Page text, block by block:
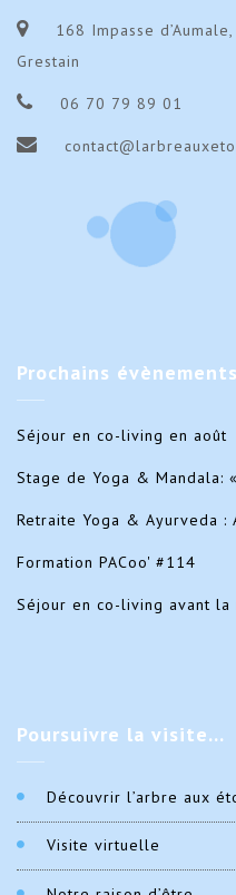
168 Impasse
Grestain
06 70 79 89 01
Prochains évènements
Séjour en co-living en août
Stage de Yoga & Mandala:
Retraite Yoga & Ayurveda :
Formation PACoo' #114
Séjour en co-living avant la
Poursuivre la visite…
Découvrir l’arbre aux
Visite virtuelle